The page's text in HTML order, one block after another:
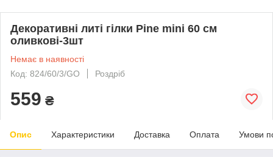
Декоративні литі гілки Pine mini 60 см
оливкові-3шт
Немає в наявності
Код: 824/60/3/GO
Роздріб
559 ₴
Опис Характеристики Доставка Оплата Умови